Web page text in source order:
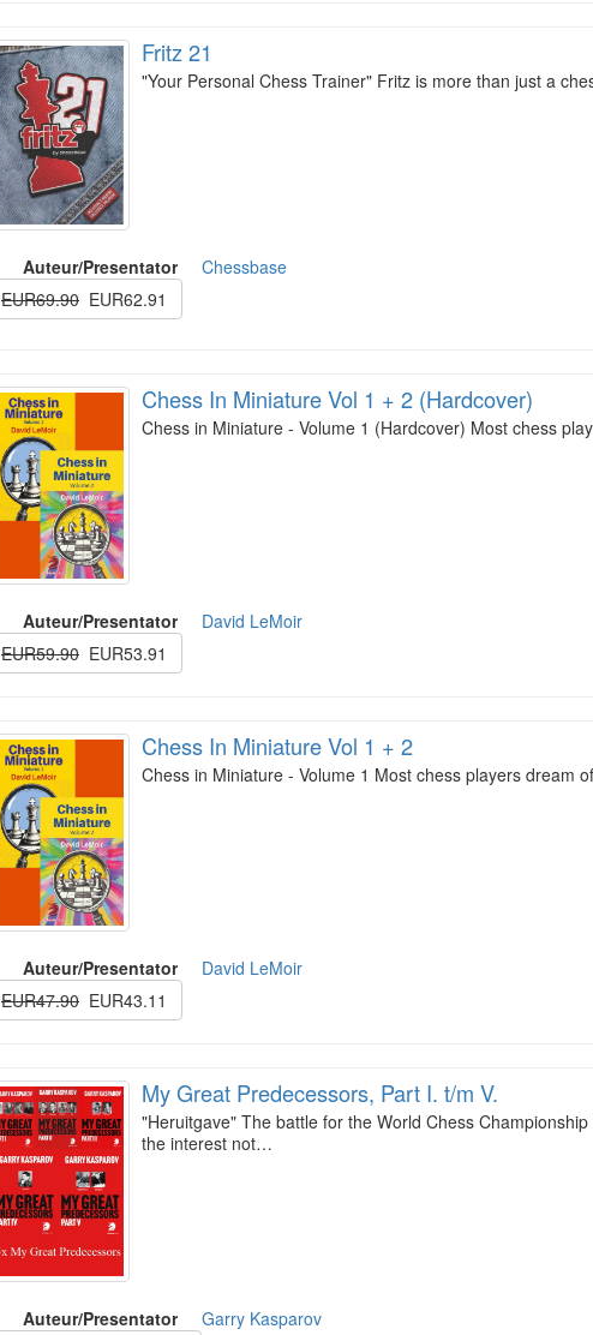
Fritz 21
"Your Personal Chess Trainer" Fritz is more than just a
Auteur/Presentator
Chessbase
EUR69.90 EUR62.91
Chess In Miniature Vol 1 + 2 (Hardcover)
Chess in Miniature - Volume 1 (Hardcover) Most chess
Auteur/Presentator
David LeMoir
EUR59.90 EUR53.91
Chess In Miniature Vol 1 + 2
Chess in Miniature - Volume 1 Most chess players dream
Auteur/Presentator
David LeMoir
EUR47.90 EUR43.11
My Great Predecessors, Part I. t/m V.
"Heruitgave" The battle for the World Chess
the interest not…
Auteur/Presentator
Garry Kasparov